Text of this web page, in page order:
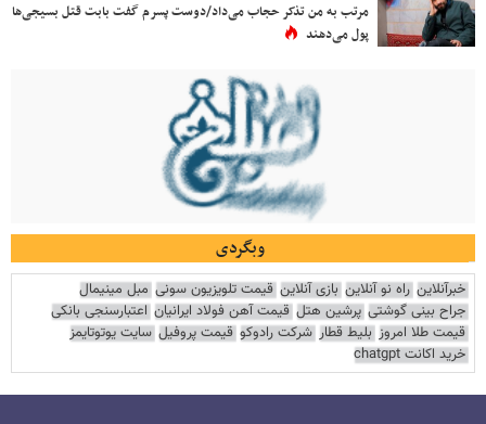
مرتب به من تذکر حجاب می‌داد/دوست پسرم گفت بابت قتل بسیجی‌ها
پول می‌دهند
وبگردی
خبرآنلاین راه نو آنلاین بازی آنلاین قیمت تلویزیون سونی مبل مینیمال
جراح بینی گوشتی پرشین هتل قیمت آهن فولاد ایرانیان اعتبارسنجی بانکی
قیمت طلا امروز بلیط قطار شرکت رادوکو قیمت پروفیل سایت یوتوتایمز
خرید اکانت chatgpt